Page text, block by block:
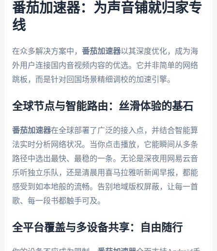
番茄加速器：为声音铺就归家专
线
在众多解决方案中， 番茄加速器以其深度优化，成为海
外用户连接国内音视频内容的优选。它并非简单的网络
跳板，而是针对回国场景精细调校的加速引擎。
全球节点与智能路由：丝滑体验的基石
番茄加速器在全球部署了广泛的接入点，并结合智能算
法实时分析网络状况。当你点击播放，它能瞬间从多条
路径中选出最快、最稳的一条。无论是深夜用网易云音
乐听独立乐队，还是清晨用喜马拉雅听新闻早报，都能
感受到如本地般的流畅。告别地域版权屏蔽，让每一首
歌、每一段书都触手可及。
全平台覆盖与多设备共享：自由随行